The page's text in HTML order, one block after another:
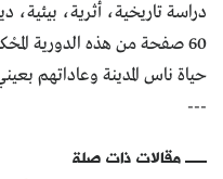
دراسة تاريخية، أثرية، بيئية،
60 صفحة من هذه الدورية
حياة ناس المدينة وعاداتهم
---
مقالات ذات صلة